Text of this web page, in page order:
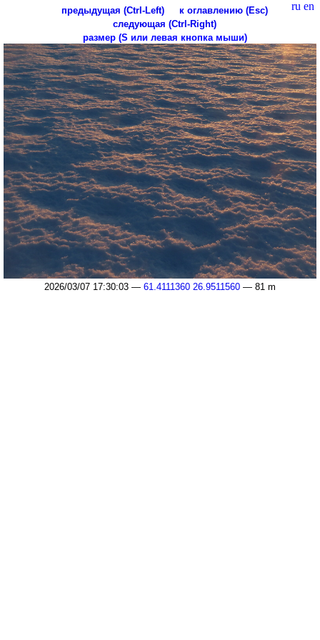
ru en
предыдущая (Ctrl-Left)
к оглавлению (Esc)
следующая (Ctrl-Right)
размер (S или левая кнопка мыши)
2026/03/07 17:30:03 — 61.4111360 26.9511560 — 81 m